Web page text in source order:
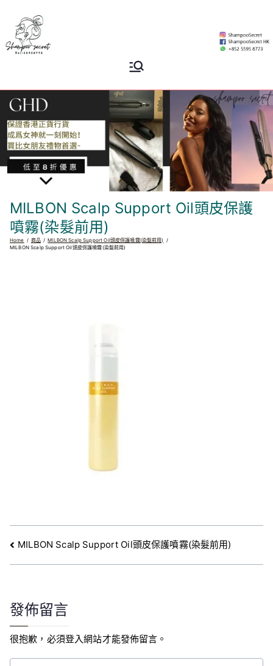
content
Secret
香港專業洗頭水專門店
MILBON Scalp Support Oil頭皮保護
噴霧(染髮前用)
Home 商品
MILBON Scalp Support Oil頭皮保護噴霧(染髮前用)
MILBON Scalp Support Oil頭皮保護噴霧(染髮前用)
文
章
覽
MILBON Scalp Support Oil頭皮保護噴霧(染髮前用)
發佈留言
很抱歉，必須登入網站才能發佈留言。